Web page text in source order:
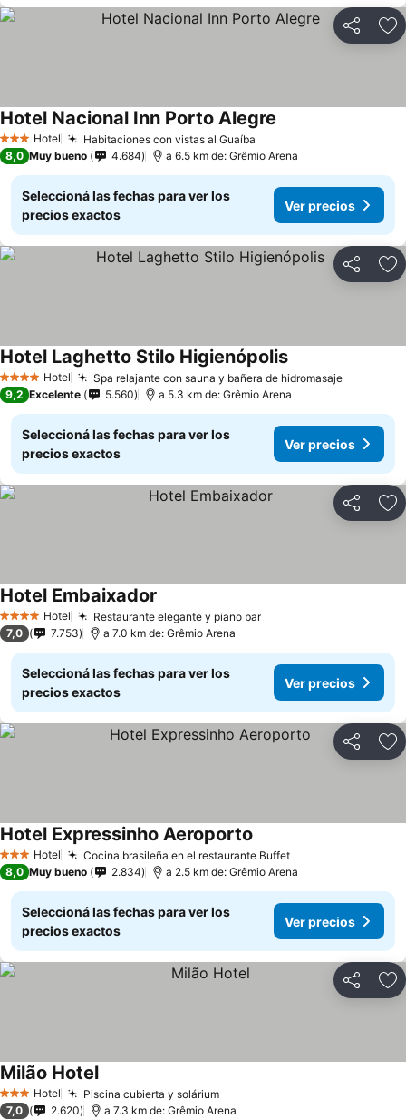
Compartir
3 Estrellas
Hotel Habitaciones con vistas al Guaíba
Hotel Nacional Inn Porto Alegre
8,0 Muy bueno 4.684 a 6.5 km de: Grêmio Arena
Seleccioná las fechas para ver los
precios exactos
Ver precios
Compartir
4 EstrellasHotel Spa relajante con sauna y bañera de hidromasaje
Hotel Laghetto Stilo Higienópolis
9,2 Excelente 5.560 a 5.3 km de: Grêmio Arena
Seleccioná las fechas para ver los
precios exactos
Ver precios
Compartir
4 EstrellasHotel Restaurante elegante y piano bar
Hotel Embaixador
7,0 7.753 a 7.0 km de: Grêmio Arena
Seleccioná las fechas para ver los
precios exactos
Ver precios
Compartir
3 Estrellas
Hotel Cocina brasileña en el restaurante Buffet
Hotel Expressinho Aeroporto
8,0 Muy bueno 2.834 a 2.5 km de: Grêmio Arena
Seleccioná las fechas para ver los
precios exactos
Ver precios
Compartir
3 Estrellas
Hotel Piscina cubierta y solárium
Milão Hotel
7,0 2.620 a 7.3 km de: Grêmio Arena